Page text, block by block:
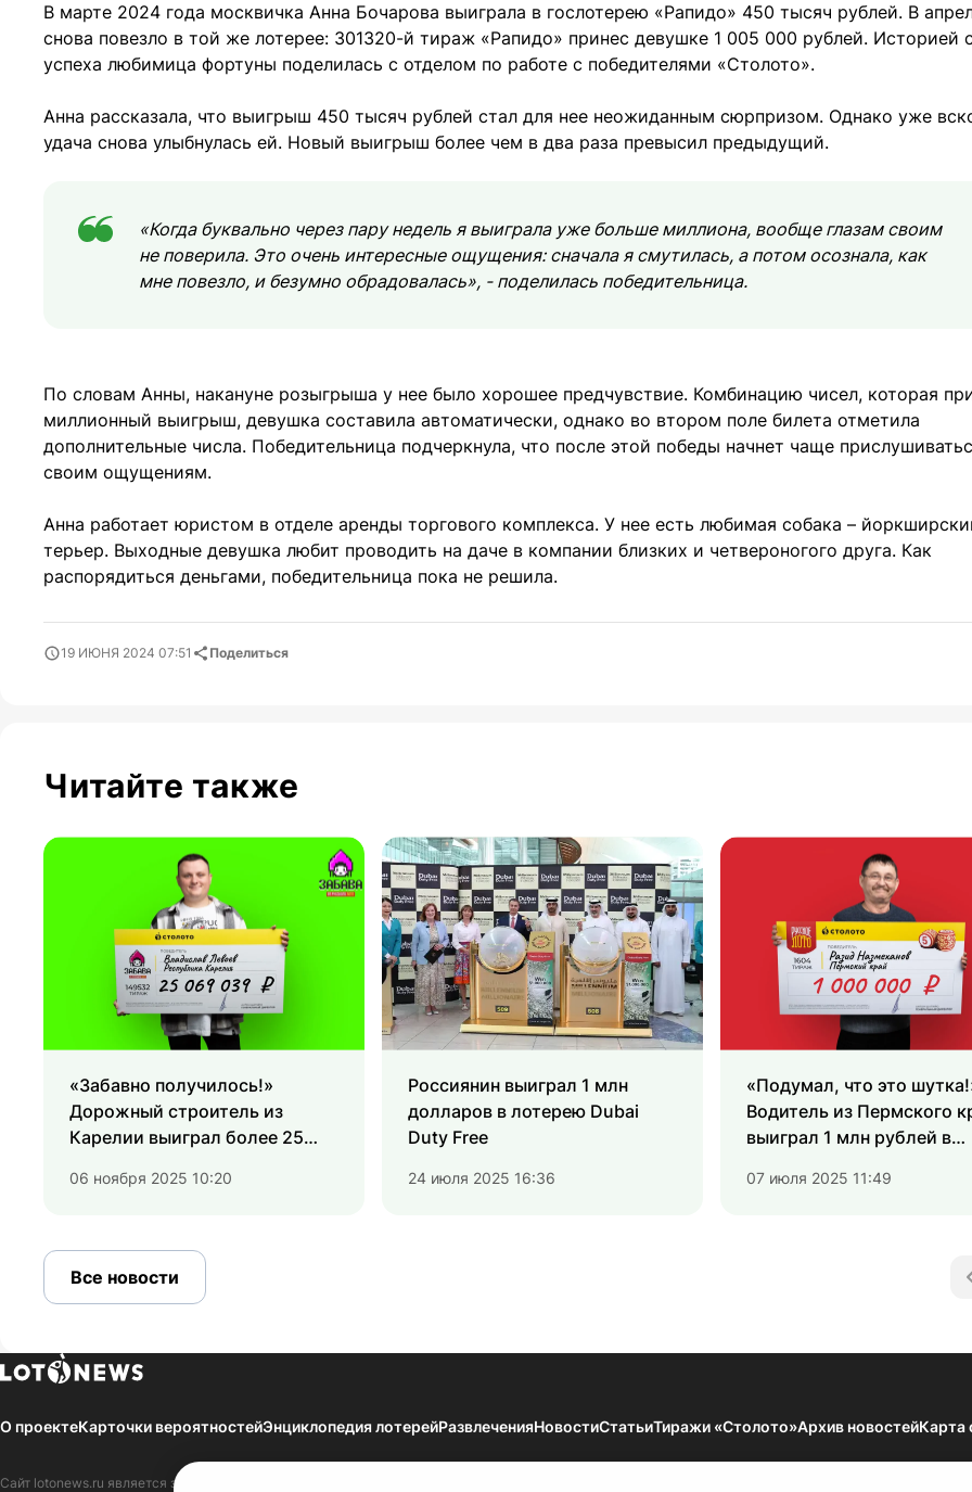
В марте 2024 года москвичка Анна Бочарова выиграла в гослотерею «Рапидо» 450 тысяч рублей. В
снова повезло в той же лотерее: 301320-й тираж «Рапидо» принес девушке 1 005 000 рублей. Историей
успеха любимица фортуны поделилась с отделом по работе с победителями «Столото».
Анна рассказала, что выигрыш 450 тысяч рублей стал для нее неожиданным сюрпризом. Однако уже
удача снова улыбнулась ей. Новый выигрыш более чем в два раза превысил предыдущий.
«Когда буквально через пару недель я выиграла уже больше миллиона, вообще глазам своим
не поверила. Это очень интересные ощущения: сначала я смутилась, а потом осознала, как
мне повезло, и безумно обрадовалась», - поделилась победительница.
По словам Анны, накануне розыгрыша у нее было хорошее предчувствие. Комбинацию чисел, которая
миллионный выигрыш, девушка составила автоматически, однако во втором поле билета отметила
дополнительные числа. Победительница подчеркнула, что после этой победы начнет чаще
своим ощущениям.
Анна работает юристом в отделе аренды торгового комплекса. У нее есть любимая собака –
терьер. Выходные девушка любит проводить на даче в компании близких и четвероногого друга. Как
распорядиться деньгами, победительница пока не решила.
19 ИЮНЯ 2024 07:51 Поделиться
Читайте также
«Забавно получилось!»
Дорожный строитель из
Карелии выиграл более 25
Русского лото», не угадав ни
06 ноября 2025 10:20
Россиянин выиграл 1 млн
долларов в лотерею Dubai
Duty Free
24 июля 2025 16:36
«Подумал, что это
Водитель из Пермского
выиграл 1 млн рублей в
07 июля 2025 11:49
Все новости
О проектеКарточки вероятностейЭнциклопедия лотерейРазвлеченияНовостиСтатьиТиражи «Столото»Архив новостейКарта
Сайт lotonews.ru является зарегистрированным Средством массовой информации — Результаты тиражей Всероссийских государственных